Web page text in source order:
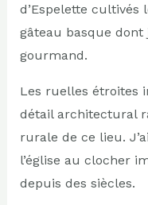
d’Espelette
gâteau basque dont
gourmand.
Les ruelles étroites
détail architectural
rurale de ce lieu.
l’église au clocher
depuis des siècles.